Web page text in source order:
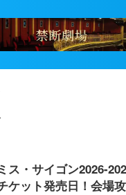
ミス・サイゴン2026-
ケット発売日！会場